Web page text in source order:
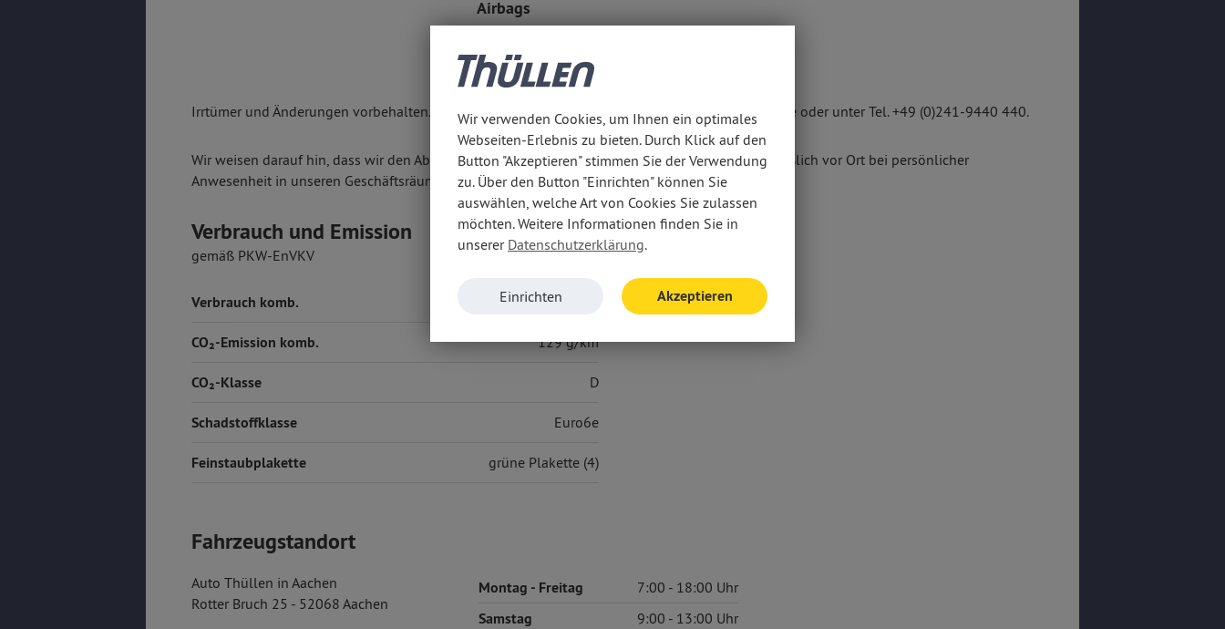
Airbags
Seitenairbag vorn
Fahrer- /Beifahrerairbag
Fondairbags
Irrtümer und Änderungen vorbehalten. Weitere Informationen erhalten Sie unter www.thuellen.de oder unter Tel. +49 (0)241-9440 440.
Wir weisen darauf hin, dass wir den Abschluss eines Kaufvertrages zu diesem Angebot ausschließlich vor Ort bei persönlicher
Anwesenheit in unseren Geschäftsräumen anbieten.
Verbrauch und Emission
gemäß PKW-EnVKV
Verbrauch komb. 5,70 l/100 km
CO₂-Emission komb. 129 g/km
CO₂-Klasse D
Schadstoffklasse Euro6e
Feinstaubplakette grüne Plakette (4)
Fahrzeugstandort
Auto Thüllen in Aachen
Rotter Bruch 25 - 52068 Aachen
Montag - Freitag 7:00 18:00
Samstag 9:00 13:00
Wir verwenden Cookies, um Ihnen ein optimales
Webseiten-Erlebnis zu bieten. Durch Klick auf den
Button "Akzeptieren" stimmen Sie der Verwendung
zu. Über den Button "Einrichten" können Sie
auswählen, welche Art von Cookies Sie zulassen
möchten. Weitere Informationen finden Sie in
unserer Datenschutzerklärung.
Einrichten Akzeptieren